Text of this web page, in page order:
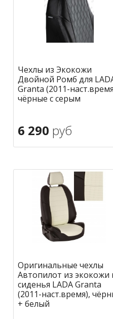
Чехлы из Экокожи
Двойной Ромб для
Granta (2011-
чёрные с серым
6 290 руб
Оригинальные чехлы
Автопилот из экокожи
сиденья LADA Granta
(2011-наст.время),
+ белый